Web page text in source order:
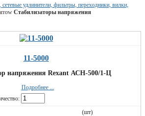
удлинители, фильтры, переходники, вилки,
Стабилизаторы напряжения
11-5000
напряжения Rexant АСН-500/1-Ц
Подробнее ...
(шт)